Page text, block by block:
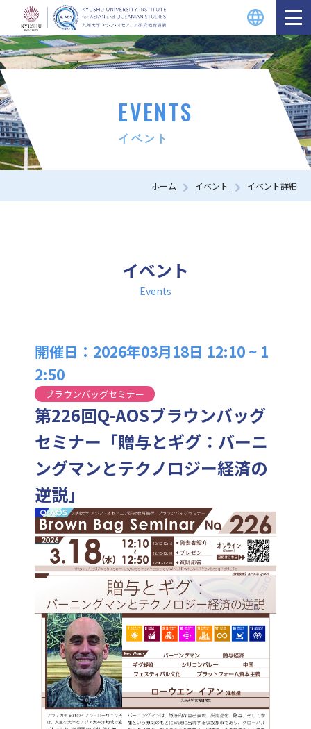
EVENTS
イベント
ホーム イベント イベント詳細
イベント
Events
開催日：2026年03月18日 12:10 ~ 1
2:50
ブラウンバッグセミナー
第226回Q-AOSブラウンバッグ
セミナー「贈与とギグ：バーニ
ングマンとテクノロジー経済の
逆説」